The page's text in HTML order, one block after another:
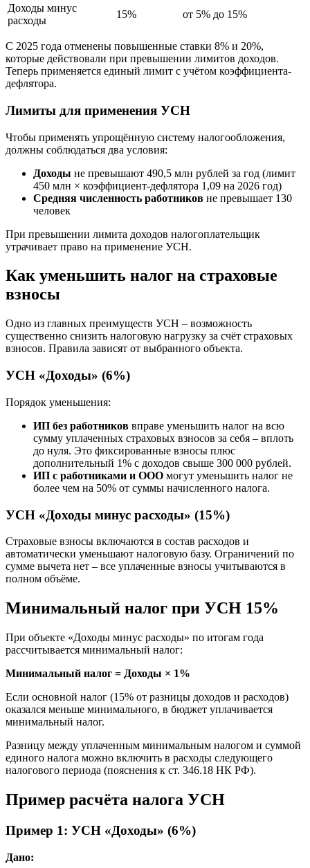
Доходы минус
расходы
15% от 5% до 15%
С 2025 года отменены повышенные ставки 8% и 20%,
которые действовали при превышении лимитов доходов.
Теперь применяется единый лимит с учётом коэффициента-
дефлятора.
Лимиты для применения УСН
Чтобы применять упрощённую систему налогообложения,
должны соблюдаться два условия:
Доходы не превышают 490,5 млн рублей за год (лимит
450 млн × коэффициент-дефлятора 1,09 на 2026 год)
Средняя численность работников не превышает 130
человек
При превышении лимита доходов налогоплательщик
утрачивает право на применение УСН.
Как уменьшить налог на страховые
взносы
Одно из главных преимуществ УСН – возможность
существенно снизить налоговую нагрузку за счёт страховых
взносов. Правила зависят от выбранного объекта.
УСН «Доходы» (6%)
Порядок уменьшения:
ИП без работников вправе уменьшить налог на всю
сумму уплаченных страховых взносов за себя – вплоть
до нуля. Это фиксированные взносы плюс
дополнительный 1% с доходов свыше 300 000 рублей.
ИП с работниками и ООО могут уменьшить налог не
более чем на 50% от суммы начисленного налога.
УСН «Доходы минус расходы» (15%)
Страховые взносы включаются в состав расходов и
автоматически уменьшают налоговую базу. Ограничений по
сумме вычета нет – все уплаченные взносы учитываются в
полном объёме.
Минимальный налог при УСН 15%
При объекте «Доходы минус расходы» по итогам года
рассчитывается минимальный налог:
Минимальный налог = Доходы × 1%
Если основной налог (15% от разницы доходов и расходов)
оказался меньше минимального, в бюджет уплачивается
минимальный налог.
Разницу между уплаченным минимальным налогом и суммой
единого налога можно включить в расходы следующего
налогового периода (пояснения к ст. 346.18 НК РФ).
Пример расчёта налога УСН
Пример 1: УСН «Доходы» (6%)
Дано: